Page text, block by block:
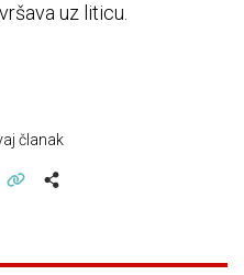
uz liticu.
članak